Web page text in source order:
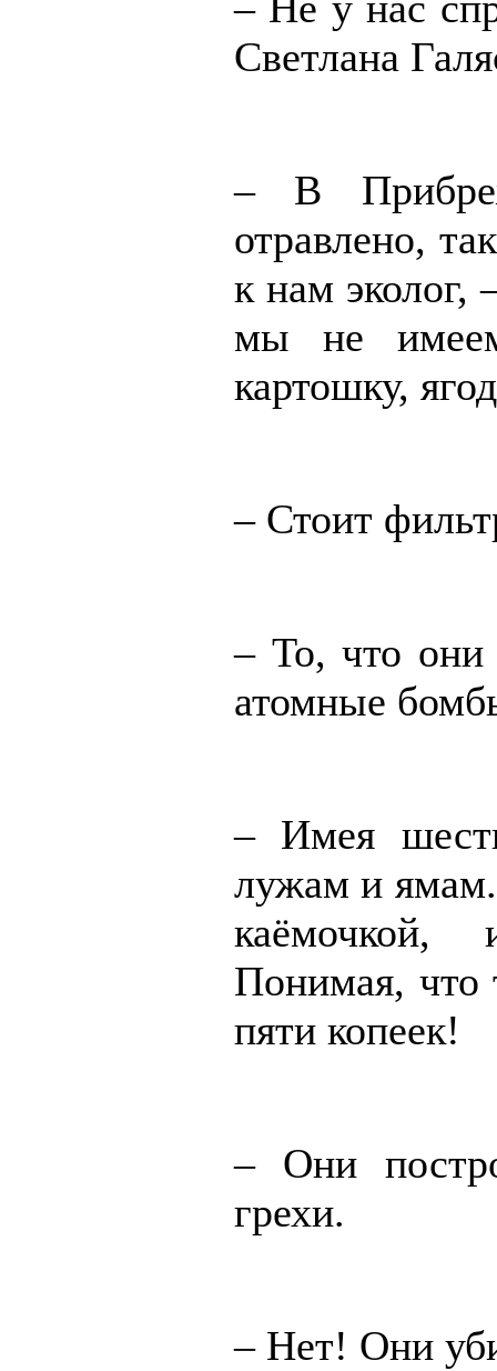
Светлана
– В
отравлено,
к нам эколог,
мы не
картошку,
– Стоит
– То, что они
атомные
– Имея
лужам и
каёмочкой,
Понимая, что
пяти копеек!
– Они
грехи.
– Нет! Они